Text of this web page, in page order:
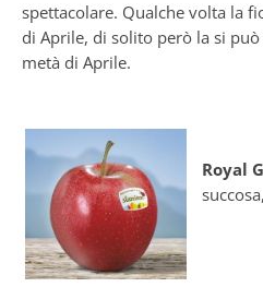
spettacolare. Qualche volta la
di Aprile, di solito però la si
metà di Aprile.
Royal